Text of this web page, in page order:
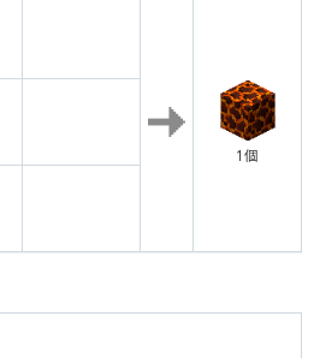
1個